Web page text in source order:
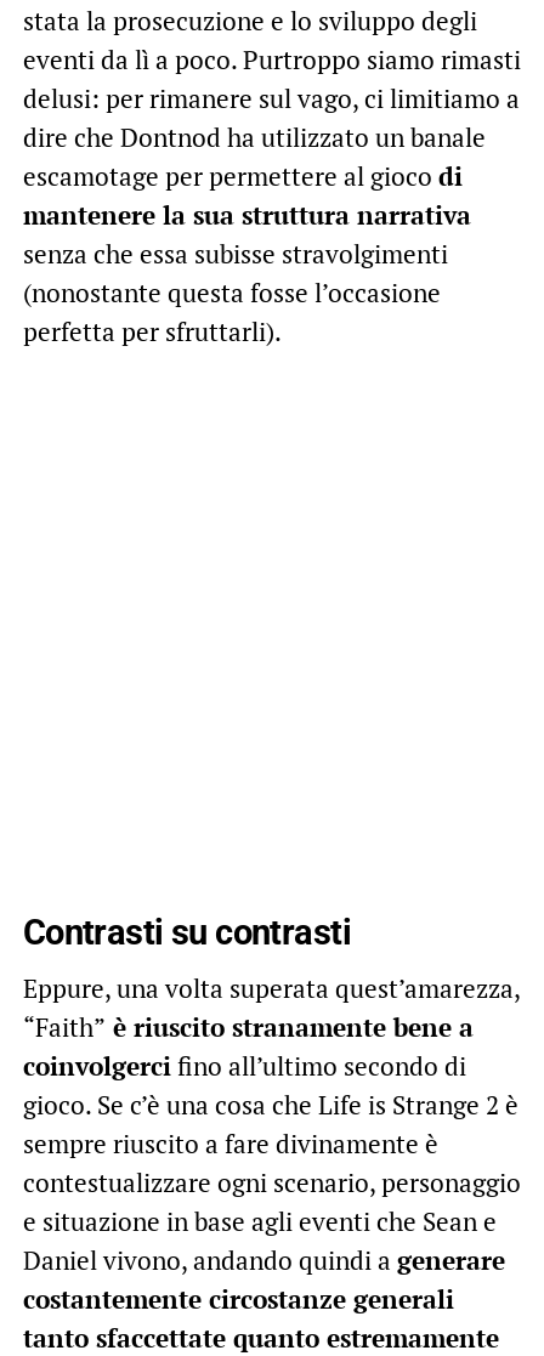
stata la prosecuzione e lo sviluppo degli
eventi da lì a poco. Purtroppo siamo rimasti
delusi: per rimanere sul vago, ci limitiamo a
dire che Dontnod ha utilizzato un banale
escamotage per permettere al gioco di
mantenere la sua struttura narrativa
senza che essa subisse stravolgimenti
(nonostante questa fosse l’occasione
perfetta per sfruttarli).
Contrasti su contrasti
Eppure, una volta superata quest’amarezza,
“Faith” è riuscito stranamente bene a
coinvolgercifino all’ultimo secondo di
gioco. Se c’è una cosa che Life is Strange 2 è
sempre riuscito a fare divinamente è
contestualizzare ogni scenario, personaggio
e situazione in base agli eventi che Sean e
Daniel vivono, andando quindi a generare
costantemente circostanze generali
tanto sfaccettate quanto estremamente